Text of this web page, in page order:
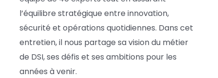
l’équilibre stratégique entre innovation,
sécurité et opérations quotidiennes. Dans cet
entretien, il nous partage sa vision du métier
de DSI, ses défis et ses ambitions pour les
années à venir.